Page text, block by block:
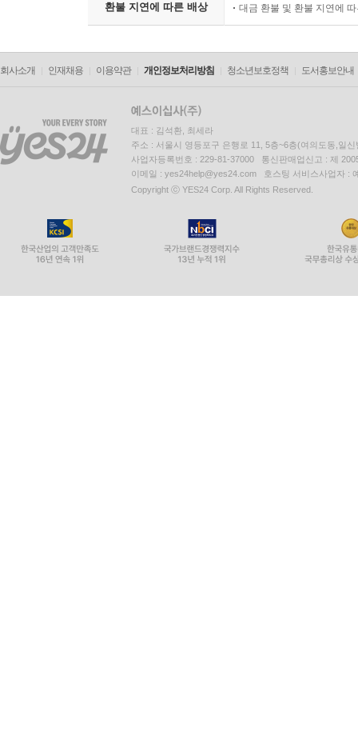
환불 지연에 따른 배상 대금 환불 및 환불 지연에
회사소개 인재채용 이용약관 개인정보처리방침 청소년보호정책 도서홍보안내
대표 : 김석환, 최세라
주소 : 서울시 영등포구 은행로 11, 5층~6층(여의도동,일신
사업자등록번호 : 229-81-37000 통신판매업신고 : 제
이메일 : yes24help@yes24.com 호스팅 서비스사업자 :
Copyright ⓒ YES24 Corp. All Rights Reserved.